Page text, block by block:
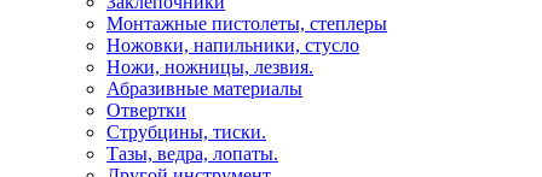
Монтажные пистолеты, степлеры
Ножовки, напильники, стусло
Ножи, ножницы, лезвия.
Абразивные материалы
Отвертки
Cтрубцины, тиски.
Тазы, ведра, лопаты.